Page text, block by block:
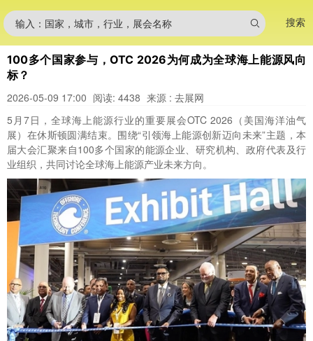
输入：国家，城市，行业，展会名称 搜索
100多个国家参与，OTC 2026为何成为全球海上能源风向
标？
2026-05-09 17:00 阅读: 4438 来源 : 去展网
5月7日，全球海上能源行业的重要展会OTC 2026（美国海洋油气
展）在休斯顿圆满结束。围绕“引领海上能源创新迈向未来”主题，本
届大会汇聚来自100多个国家的能源企业、研究机构、政府代表及行
业组织，共同讨论全球海上能源产业未来方向。